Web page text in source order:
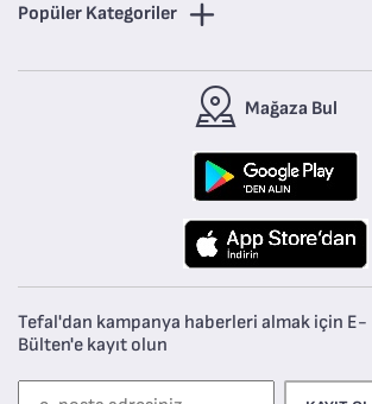
Popüler Kategoriler
Mağaza Bul
Tefal'dan kampanya haberleri almak için E-
Bülten'e kayıt olun